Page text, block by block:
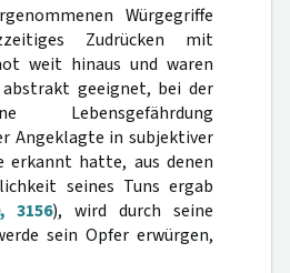
Würgegriffe
Zudrücken mit
weit hinaus und waren
geeignet, bei der
Lebensgefährdung
Angeklagte in subjektiver
erkannt hatte, aus denen
seines Tuns ergab
3156), wird durch seine
sein Opfer erwürgen,